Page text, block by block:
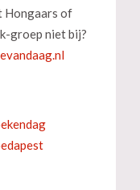
Hongaars of
groep niet bij?